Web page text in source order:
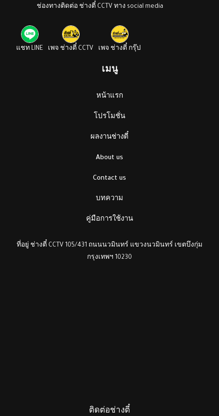
ช่องทางติดต่อ ช่างตี๋ CCTV ทาง social media
แชท LINE เพจ ช่างตี๋ CCTV เพจ ช่างตี๋ กรุ๊ป
เมนู
หน้าแรก
โปรโมชั่น
ผลงานช่างตี๋
About us
Contact us
บทความ
คู่มือการใช้งาน
ที่อยู่ ช่างตี๋ CCTV 105/431 ถนนนวมินทร์ แขวงนวมินทร์ เขตบึงกุ่ม
กรุงเทพฯ 10230
ติดต่อช่างตี๋